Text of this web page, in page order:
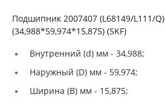
Подшипник 2007407 (L68149/L111/Q)
(34,988*59,974*15,875) (SKF)
Внутренний (d) мм - 34,988;
Наружный (D) мм - 59,974;
Ширина (B) мм - 15,875;